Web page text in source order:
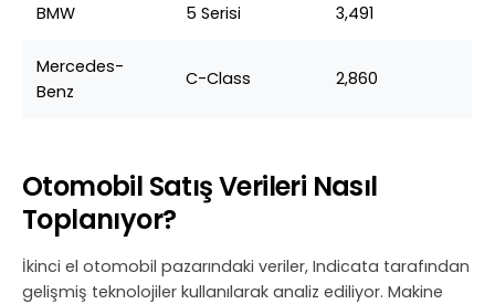
BMW 5 Serisi 3,491
Mercedes-
Benz
C-Class 2,860
Otomobil Satış Verileri Nasıl
Toplanıyor?
İkinci el otomobil pazarındaki veriler, Indicata tarafından
gelişmiş teknolojiler kullanılarak analiz ediliyor. Makine